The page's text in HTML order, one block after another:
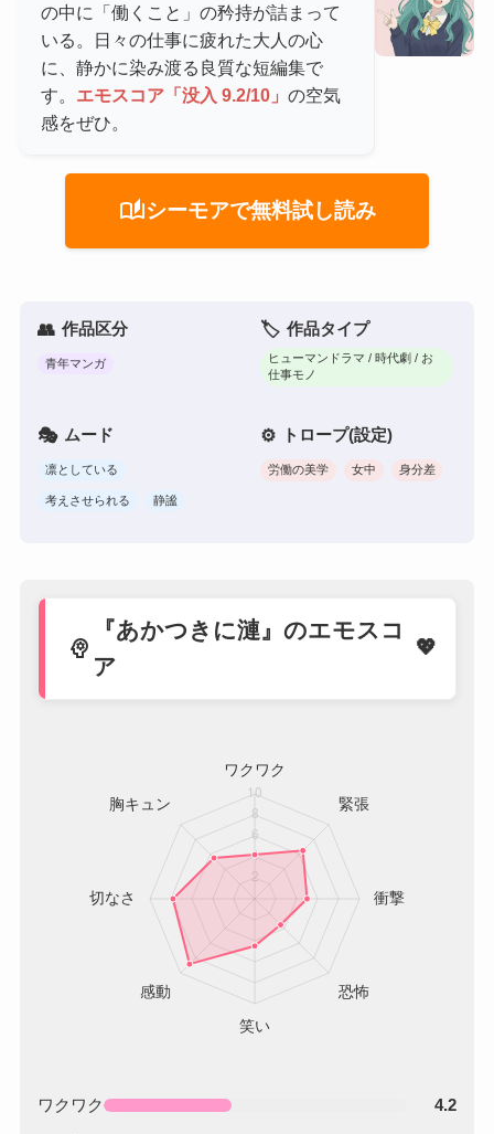
の中に「働くこと」の矜持が詰まって
いる。日々の仕事に疲れた大人の心
に、静かに染み渡る良質な短編集で
す。 エモスコア「没入 9.2/10」の空気
感をぜひ。
auto_storiesシーモアで無料試し読み
作品区分
青年マンガ
作品タイプ
ヒューマンドラマ / 時代劇 / お
仕事モノ
ムード
凛としている
考えさせられる 静謐
トロープ(設定)
労働の美学 女中 身分差
psychology
『あかつきに漣』のエモスコ
ア
ワクワク 4.2